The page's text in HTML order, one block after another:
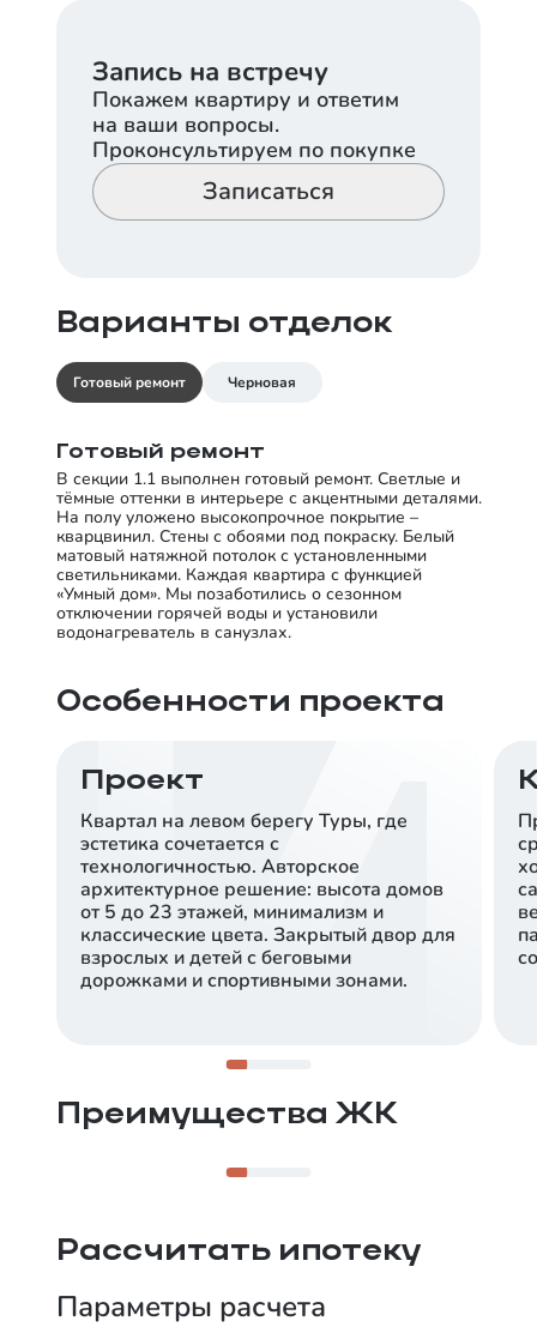
Запись на встречу
Покажем квартиру и ответим
на ваши вопросы.
Проконсультируем по покупке
Записаться
Варианты отделок
Готовый ремонт Черновая
Готовый ремонт
В секции 1.1 выполнен готовый ремонт. Светлые и
тёмные оттенки в интерьере с акцентными деталями.
На полу уложено высокопрочное покрытие –
кварцвинил. Стены с обоями под покраску. Белый
матовый натяжной потолок с установленными
светильниками. Каждая квартира с функцией
«Умный дом». Мы позаботились о сезонном
отключении горячей воды и установили
водонагреватель в санузлах.
Особенности проекта
Проект
Квартал на левом берегу Туры, где
эстетика сочетается с
технологичностью. Авторское
архитектурное решение: высота домов
от 5 до 23 этажей, минимализм и
классические цвета. Закрытый двор для
взрослых и детей с беговыми
дорожками и спортивными зонами.
Преимущества ЖК
Сердце развивающегося 5-го Заречного
Рассчитать ипотеку
Параметры расчета